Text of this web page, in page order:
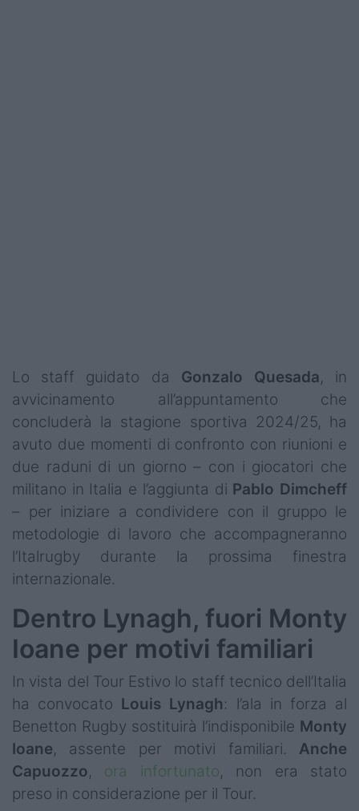
Lo staff guidato da Gonzalo Quesada, in
avvicinamento all’appuntamento che
concluderà la stagione sportiva 2024/25, ha
avuto due momenti di confronto con riunioni e
due raduni di un giorno – con i giocatori che
militano in Italia e l’aggiunta di Pablo Dimcheff
– per iniziare a condividere con il gruppo le
metodologie di lavoro che accompagneranno
l’Italrugby durante la prossima finestra
internazionale.
Dentro Lynagh, fuori Monty
Ioane per motivi familiari
In vista del Tour Estivo lo staff tecnico dell’Italia
ha convocato Louis Lynagh: l’ala in forza al
Benetton Rugby sostituirà l’indisponibile Monty
Ioane, assente per motivi familiari. Anche
Capuozzo, ora infortunato, non era stato
preso in considerazione per il Tour.